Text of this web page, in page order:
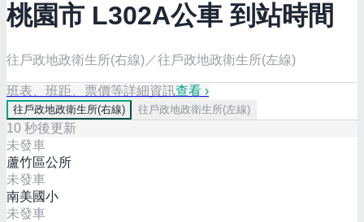
桃園市 L302A公車 到站時間
往戶政地政衛生所(右線)／往戶政地政衛生所(左線)
班表、班距、票價等詳細資訊查看 ›
往 戶政地政衛生所(右線) 往 戶政地政衛生所(左線)
10 秒後更新
未發車
蘆竹區公所
未發車
南美國小
未發車